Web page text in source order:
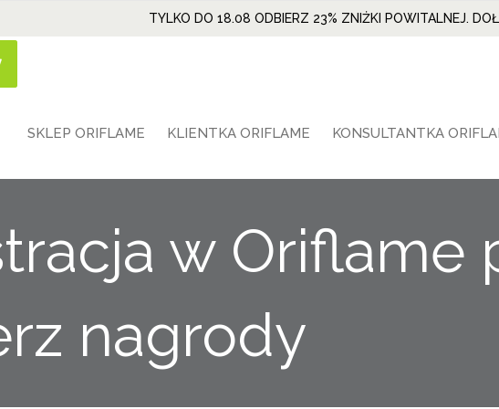
TYLKO DO 18.08 ODBIERZ 23% ZNIŻKI POWITALNEJ.
SKLEP ORIFLAME KLIENTKA ORIFLAME KONSULTANTKA
w Oriflame
nagrody